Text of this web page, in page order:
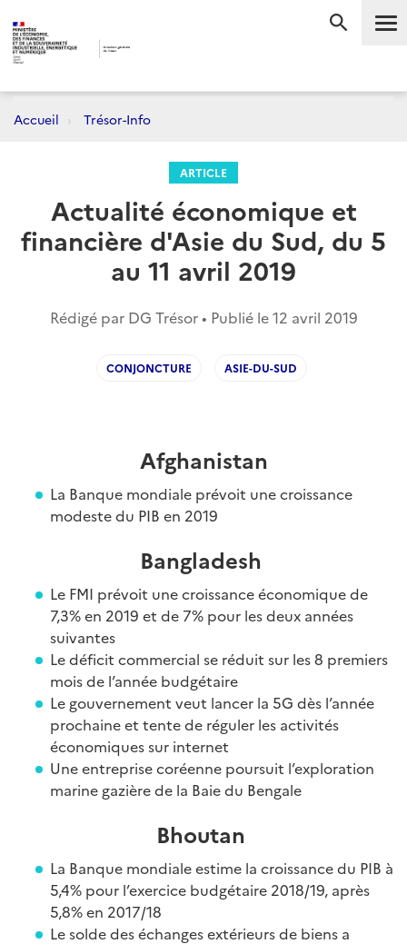
Accueil Trésor-Info
ARTICLE
Actualité économique et
financière d'Asie du Sud, du 5
au 11 avril 2019
Rédigé par DG Trésor • Publié le12 avril 2019
CONJONCTURE ASIE-DU-SUD
Afghanistan
La Banque mondiale prévoit une croissance
modeste du PIB en 2019
Bangladesh
Le FMI prévoit une croissance économique de
7,3% en 2019 et de 7% pour les deux années
suivantes
Le déficit commercial se réduit sur les 8 premiers
mois de l’année budgétaire
Le gouvernement veut lancer la 5G dès l’année
prochaine et tente de réguler les activités
économiques sur internet
Une entreprise coréenne poursuit l’exploration
marine gazière de la Baie du Bengale
Bhoutan
La Banque mondiale estime la croissance du PIB à
5,4% pour l’exercice budgétaire 2018/19, après
5,8% en 2017/18
Le solde des échanges extérieurs de biens a